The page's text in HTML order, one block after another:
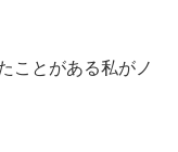
ことがある私がノ